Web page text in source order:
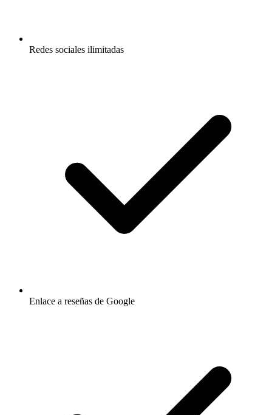
Redes sociales ilimitadas
Enlace a reseñas de Google